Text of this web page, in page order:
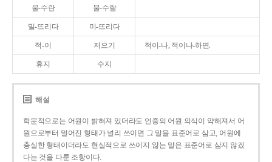
물-수란 물-수랄
밀-뜨리다 미-뜨리다
적-이 저으기 적이-나, 적이나-하면.
휴지 수지
해설
학문적으로는 어원이 밝혀져 있더라도 언중의 어원 의식이 약해져서 어
원으로부터 멀어진 형태가 널리 쓰이면 그 말을 표준어로 삼고, 어원에
충실한 형태이더라도 현실적으로 쓰이지 않는 말은 표준어로 삼지 않겠
다는 것을 다룬 조항이다.